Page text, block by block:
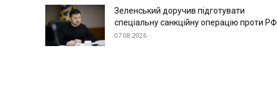
Зеленський доручив підготувати
спеціальну санкційну операцію проти РФ
07.08.2026